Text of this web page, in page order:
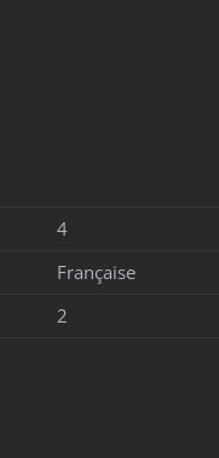
4
Française
2